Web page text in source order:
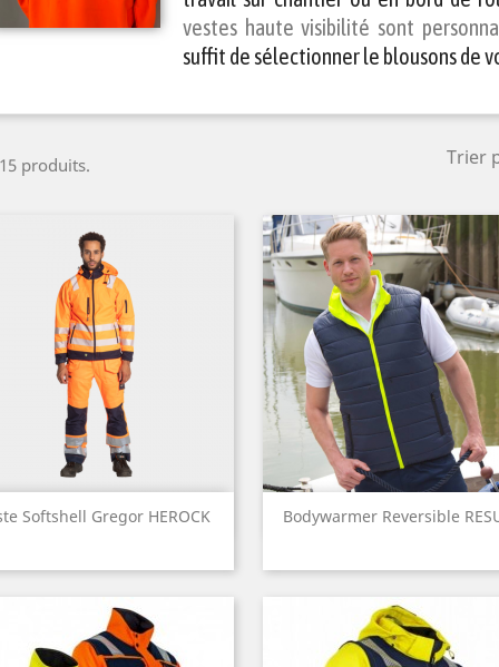
vestes haute visibilité sont
suffit de sélectionner le blousons de
produits. Trier
Softshell Gregor HEROCK
Aperçu rapide
fluofluo
Bodywarmer Reversible
Aperçu rapide
fluofluo